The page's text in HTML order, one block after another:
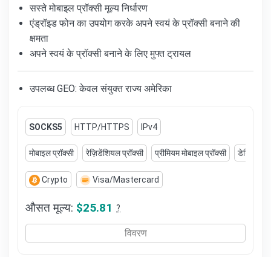
सस्ते मोबाइल प्रॉक्सी मूल्य निर्धारण
एंड्रॉइड फोन का उपयोग करके अपने स्वयं के प्रॉक्सी बनाने की
क्षमता
अपने स्वयं के प्रॉक्सी बनाने के लिए मुफ्त ट्रायल
उपलब्ध GEO: केवल संयुक्त राज्य अमेरिका
SOCKS5 HTTP/HTTPS IPv4
मोबाइल प्रॉक्सी रेज़िडेंशियल प्रॉक्सी प्रीमियम मोबाइल प्रॉक्सी डेडिकेटेड
Crypto Visa/Mastercard
औसत मूल्य: $25.81 ?
विवरण